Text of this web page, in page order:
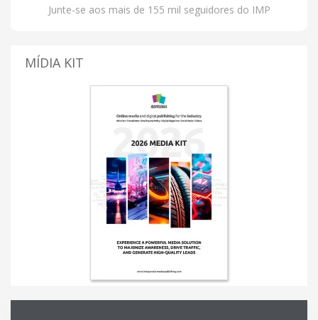
Junte-se aos mais de 155 mil seguidores do IMP
MÍDIA KIT